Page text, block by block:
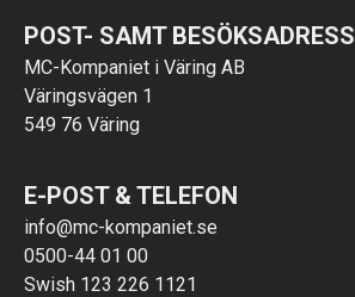
POST- SAMT BESÖKSADRESS
MC-Kompaniet i Väring AB
Väringsvägen 1
549 76 Väring
E-POST & TELEFON
info@mc-kompaniet.se
0500-44 01 00
Swish 123 226 1121